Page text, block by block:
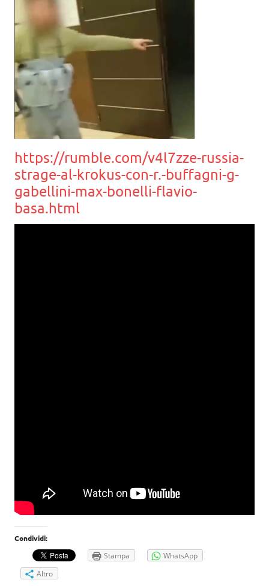
https://rumble.com/v4l7zze-russia-
strage-al-krokus-con-r.-buffagni-g-
gabellini-max-bonelli-flavio-
basa.html
Condividi:
Stampa
WhatsApp
Altro